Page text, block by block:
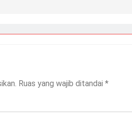
Ruas yang wajib ditandai *